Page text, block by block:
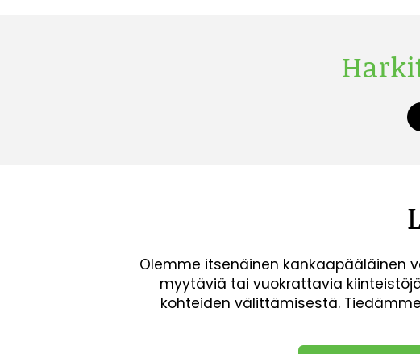
Olemme itsenäinen kankaapääläinen
myytäviä tai vuokrattavia
kohteiden välittämisestä.